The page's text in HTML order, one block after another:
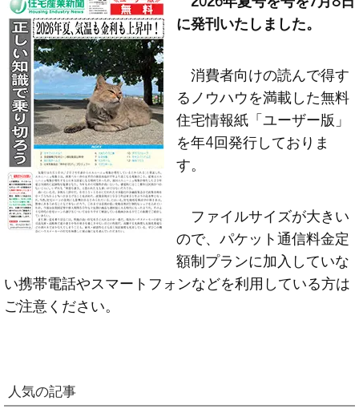
に発刊いたしました。
消費者向けの読んで得す
るノウハウを満載した無料
住宅情報紙「ユーザー版」
を年4回発行しておりま
す。
ファイルサイズが大きい
ので、パケット通信料金定
額制プランに加入していな
い携帯電話やスマートフォンなどを利用している方は
ご注意ください。
人気の記事